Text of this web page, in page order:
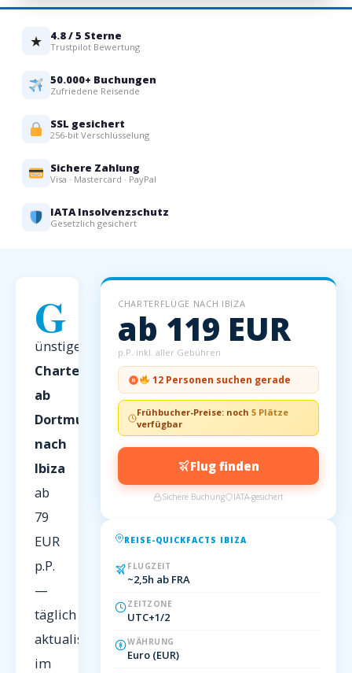
★ 4.8 / 5 Sterne
Trustpilot Bewertung
50.000+ Buchungen
Zufriedene Reisende
SSL gesichert
256-bit Verschlüsselung
Sichere Zahlung
Visa · Mastercard · PayPal
IATA Insolvenzschutz
Gesetzlich gesichert
G
ünstige
Charterflüge
ab
Dortmund
nach
Ibiza
ab
79
EUR
p.P.
—
täglich
aktualisiert
im
CHARTERFLÜGE NACH IBIZA
ab 119 EUR
p.P. inkl. aller Gebühren
12 Personen suchen gerade
Frühbucher-Preise: noch5 Plätze
verfügbar
Flug finden
Sichere Buchung IATA-gesichert
REISE-QUICKFACTS IBIZA
FLUGZEIT
~2,5h ab FRA
ZEITZONE
UTC+1/2
WÄHRUNG
Euro (EUR)